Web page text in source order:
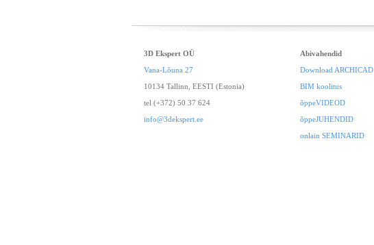
3D Ekspert OÜ
Vana-Lõuna 27
10134 Tallinn, EESTI (Estonia)
tel (+372) 50 37 624
info@3dekspert.ee
Abivahendid
Download ARCHICAD
BIM koolitus
õppeVIDEOD
õppeJUHENDID
onlain SEMINARID